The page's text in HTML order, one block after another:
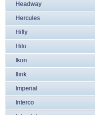
Headway
Hercules
Hifly
Hilo
Ikon
Ilink
Imperial
Interco